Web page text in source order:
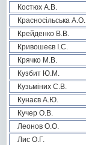
Костюх А.В.
Красносільська А.О.
Крейденко В.В.
Кривошеєв І.С.
Крячко М.В.
Кузбит Ю.М.
Кузьміних С.В.
Кунаєв А.Ю.
Кучер О.В.
Леонов О.О.
Лис О.Г.